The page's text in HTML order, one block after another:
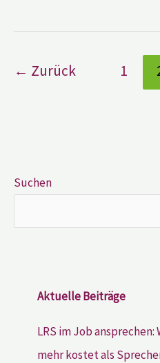
← Zurück 1
Suchen
Aktuelle Beiträge
LRS im Job ansprechen:
mehr kostet als